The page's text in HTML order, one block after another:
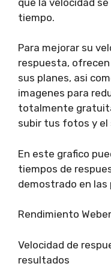
tiempo.
Para mejorar su
respuesta, ofrecen
sus planes, asi
imagenes para
totalmente
subir tus fotos y el
En este grafico
tiempos de
demostrado en las
Rendimiento
Velocidad de
resultados